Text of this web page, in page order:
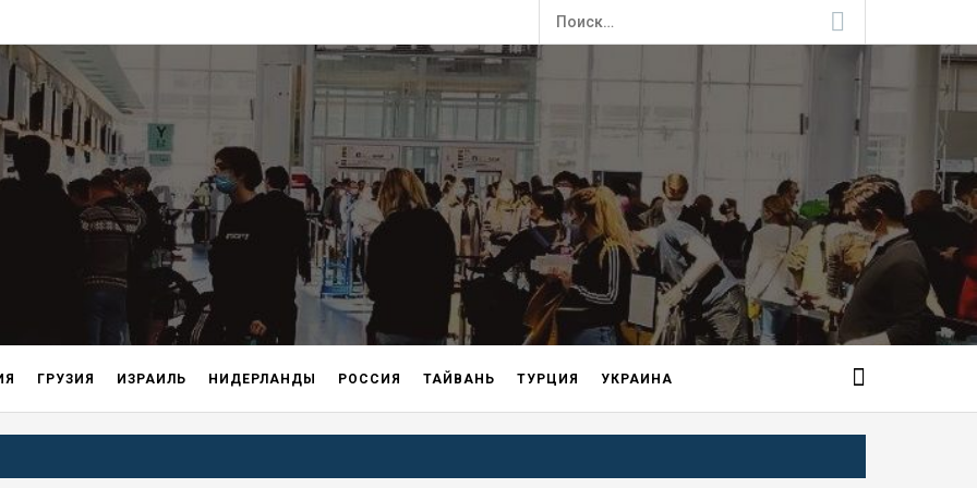
Найти:
ГРУЗИЯ ИЗРАИЛЬ НИДЕРЛАНДЫ РОССИЯ ТАЙВАНЬ ТУРЦИЯ УКРАИНА